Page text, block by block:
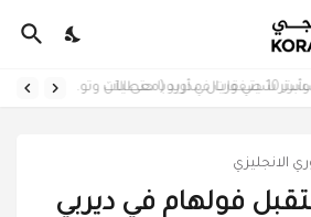
حتى الآن مباراة ضخمة بين مانشستر سيتي وريال مدريد (معطيات وتوقعات)
الانجليزي
فولهام في ديربي